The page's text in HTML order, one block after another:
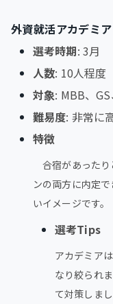
外資就活アカデミア
選考時期: 3月
人数: 10人程度
対象: MBB、
難易度: 非常に
特徴
合宿があった
ンの両方に内定
いイメージです。
選考Tips
アカデミアは
なり絞られ
て対策しま